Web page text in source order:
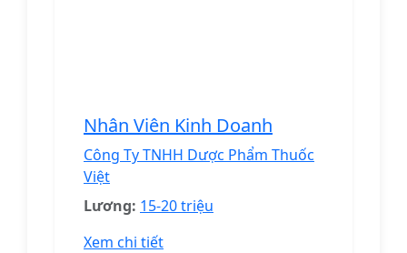
Nhân Viên Kinh Doanh
Công Ty TNHH Dược Phẩm Thuốc
Việt
Lương: 15-20 triệu
Xem chi tiết